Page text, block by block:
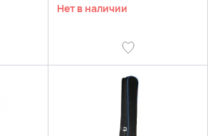
Нет в наличии